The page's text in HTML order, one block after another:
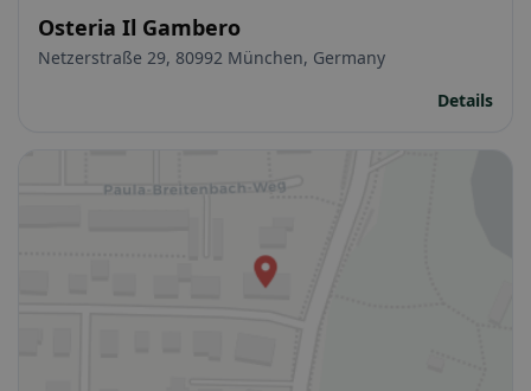
Osteria Il Gambero
Netzerstraße 29, 80992 München, Germany
Details